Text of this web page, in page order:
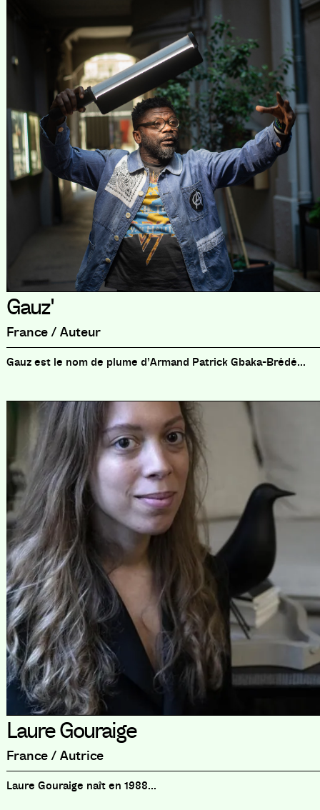
Gauz'
France / Auteur
Gauz est le nom de plume d’Armand Patrick Gbaka-Brédé...
Laure Gouraige
France / Autrice
Laure Gouraige naît en 1988...